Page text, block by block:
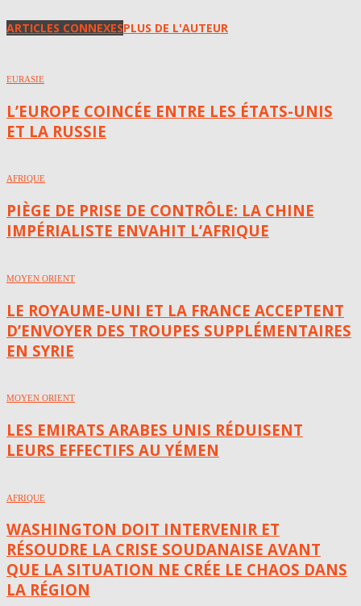
ARTICLES CONNEXESPLUS DE L'AUTEUR
EURASIE
L’EUROPE COINCÉE ENTRE LES ÉTATS-UNIS
ET LA RUSSIE
AFRIQUE
PIÈGE DE PRISE DE CONTRÔLE: LA CHINE
IMPÉRIALISTE ENVAHIT L’AFRIQUE
MOYEN ORIENT
LE ROYAUME-UNI ET LA FRANCE ACCEPTENT
D’ENVOYER DES TROUPES SUPPLÉMENTAIRES
EN SYRIE
MOYEN ORIENT
LES EMIRATS ARABES UNIS RÉDUISENT
LEURS EFFECTIFS AU YÉMEN
AFRIQUE
WASHINGTON DOIT INTERVENIR ET
RÉSOUDRE LA CRISE SOUDANAISE AVANT
QUE LA SITUATION NE CRÉE LE CHAOS DANS
LA RÉGION